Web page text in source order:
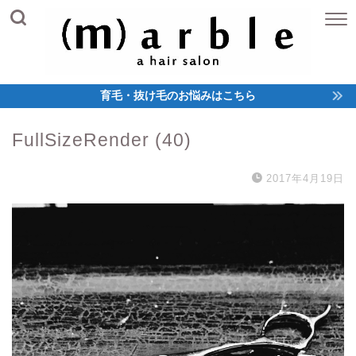
育毛・抜け毛のお悩みはこちら
FullSizeRender (40)
2017年4月19日